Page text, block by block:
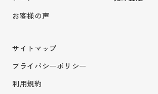
お客様の声
サイトマップ
プライバシーポリシー
利用規約